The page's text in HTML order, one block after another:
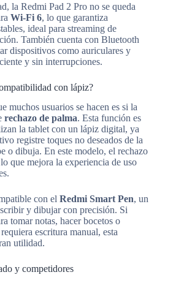
la Redmi Pad 2 Pro no se queda
Wi-Fi 6, lo que garantiza
ideal para streaming de
También cuenta con Bluetooth
dispositivos como auriculares y
y sin interrupciones.
con lápiz?
muchos usuarios se hacen es si la
rechazo de palma. Esta función es
la tablet con un lápiz digital, ya
registre toques no deseados de la
o dibuja. En este modelo, el rechazo
que mejora la experiencia de uso
con el Redmi Smart Pen, un
y dibujar con precisión. Si
tomar notas, hacer bocetos o
escritura manual, esta
utilidad.
y competidores